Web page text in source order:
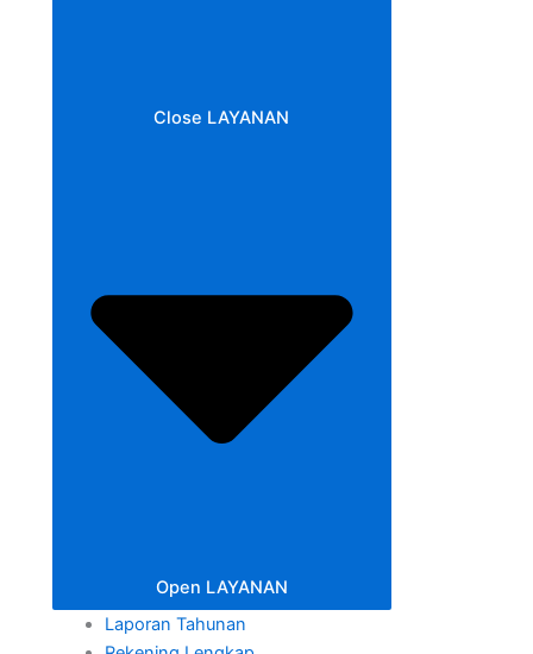
Close LAYANAN
Open LAYANAN
Laporan Tahunan